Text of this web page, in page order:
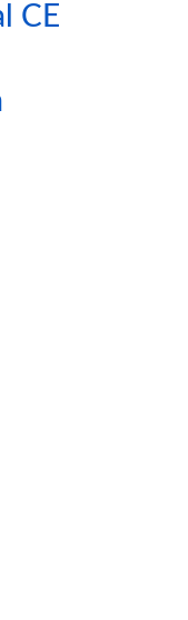
CE